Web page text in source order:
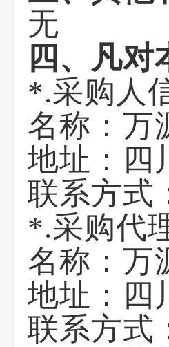
无
四、凡
*.采购人
名称： 万
地址： 四
联系方式
*.采购代
名称： 万
地址： 四
联系方式